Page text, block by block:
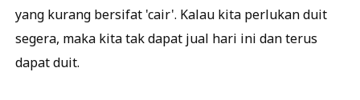
yang kurang bersifat 'cair'. Kalau kita perlukan duit
segera, maka kita tak dapat jual hari ini dan terus
dapat duit.